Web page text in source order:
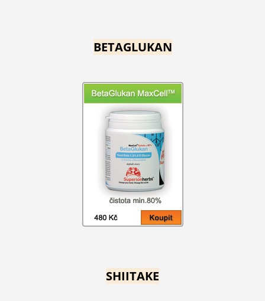
BETAGLUKAN
SHIITAKE